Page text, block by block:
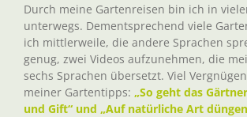
Durch meine Gartenreisen bin ich in
unterwegs. Dementsprechend viele
ich mittlerweile, die andere Sprachen
genug, zwei Videos aufzunehmen, die
sechs Sprachen übersetzt. Viel
meiner Gartentipps: „So geht das
und Gift“ und „Auf natürliche Art